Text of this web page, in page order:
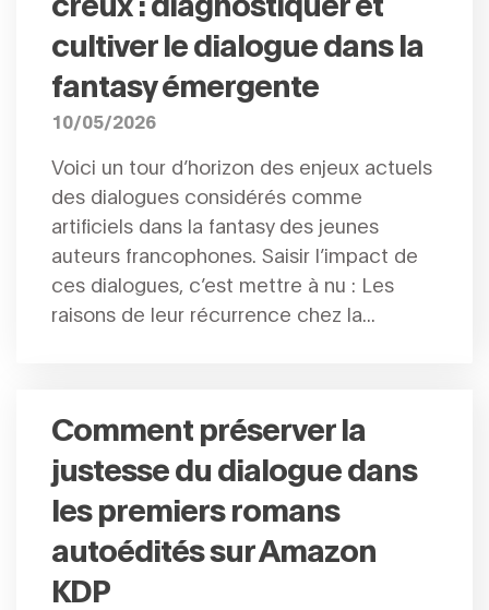
cultiver le dialogue dans la
fantasy émergente
10/05/2026
Voici un tour d’horizon des enjeux actuels
des dialogues considérés comme
artificiels dans la fantasy des jeunes
auteurs francophones. Saisir l’impact de
ces dialogues, c’est mettre à nu : Les
raisons de leur récurrence chez la...
Comment préserver la
justesse du dialogue dans
les premiers romans
autoédités sur Amazon
KDP